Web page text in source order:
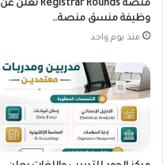
منصة Registrar Rounds تعلن عن
وظيفة منسق منصة…
منذ يوم واحد